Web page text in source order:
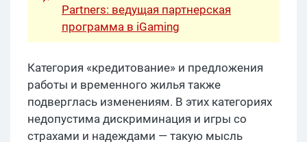
Partners: ведущая партнерская
программа в iGaming
Категория «кредитование» и предложения
работы и временного жилья также
подверглась изменениям. В этих категориях
недопустима дискриминация и игры со
страхами и надеждами — такую мысль